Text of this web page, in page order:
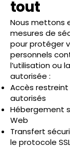
tout
Nous mettons
mesures de
pour protéger
personnels
l’utilisation ou
autorisée :
Accès
autorisés
Hébergement
Web
Transfert
le protocole